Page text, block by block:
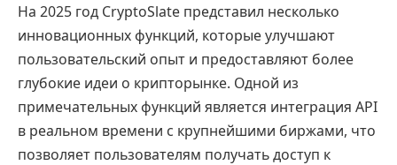
На 2025 год CryptoSlate представил несколько
инновационных функций, которые улучшают
пользовательский опыт и предоставляют более
глубокие идеи о крипторынке. Одной из
примечательных функций является интеграция API
в реальном времени с крупнейшими биржами, что
позволяет пользователям получать доступ к